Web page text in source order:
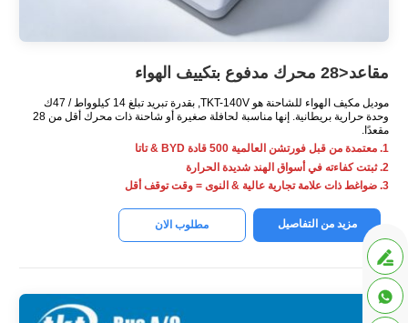
مقاعد<28 محرك مدفوع بتكييف الهواء
موديل مكيف الهواء للشاحنة هو TKT-140V, بقدرة تبريد تبلغ 14 كيلوواط / 47ك
وحدة حرارية بريطانية. إنها مناسبة لحافلة صغيرة أو شاحنة ذات محرك أقل من 28
مقعدًا.
1. معتمدة من قبل فورتشن العالمية 500 قادة BYD & تاتا
2. ثبتت كفاءته في أسواق الهند شديدة الحرارة
3. ضواغط ذات علامة تجارية عالية & النوى = وقت توقف أقل
مزيد من التفاصيل مطلوب الان

